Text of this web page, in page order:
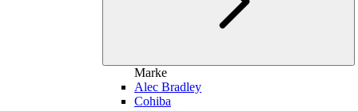
Marke
Alec Bradley
Cohiba